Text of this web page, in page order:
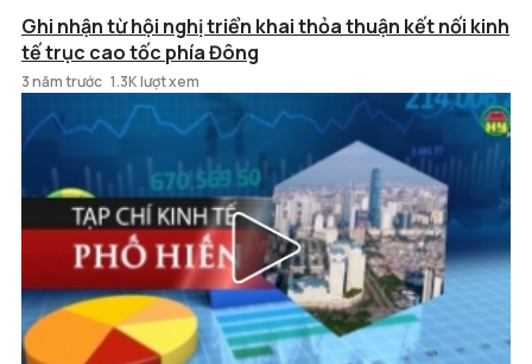
Ghi nhận từ hội nghị triển khai thỏa thuận kết nối kinh
tế trục cao tốc phía Đông
3 năm trước 1.3K lượt xem